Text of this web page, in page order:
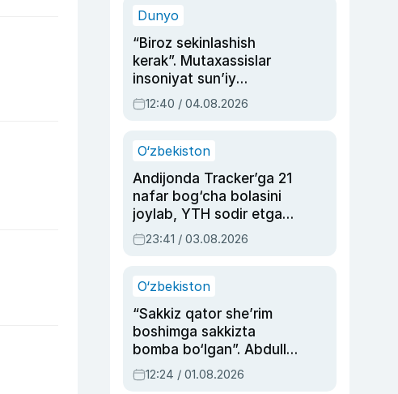
Dunyo
“Biroz sekinlashish
kerak”. Mutaxassislar
insoniyat sun’iy
intellektni boshqara
olmay qolishidan xavotir
12:40 / 04.08.2026
O‘zbekiston
Andijonda Tracker’ga 21
nafar bog‘cha bolasini
joylab, YTH sodir etgan
ayolga sud hukmi o‘qildi
23:41 / 03.08.2026
O‘zbekiston
“Sakkiz qator she’rim
boshimga sakkizta
bomba bo‘lgan”. Abdulla
Oripovni siyosiy
ayblovlardan asrab
12:24 / 01.08.2026